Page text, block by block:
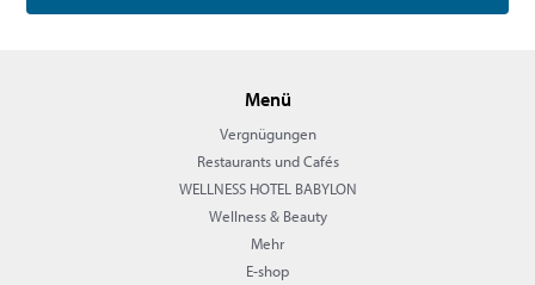
Menü
Vergnügungen
Restaurants und Cafés
WELLNESS HOTEL BABYLON
Wellness & Beauty
Mehr
E-shop